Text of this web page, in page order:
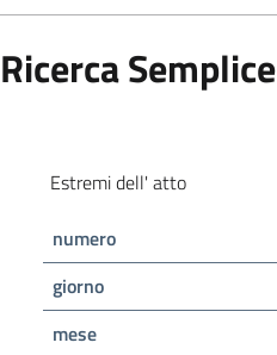
Ricerca Semplice
Estremi dell' atto
numero
giorno
mese